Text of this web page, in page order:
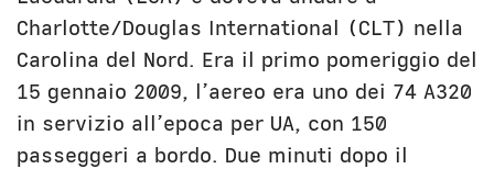
Charlotte/Douglas International (CLT) nella
Carolina del Nord. Era il primo pomeriggio del
15 gennaio 2009, l’aereo era uno dei 74 A320
in servizio all’epoca per UA, con 150
passeggeri a bordo. Due minuti dopo il